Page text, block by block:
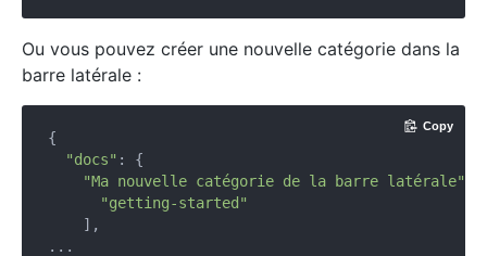
Ou vous pouvez créer une nouvelle catégorie dans la
barre latérale :
{
"docs" : {
"Ma nouvelle catégorie de la barre latérale"
"getting-started"
    ],
...
Copy